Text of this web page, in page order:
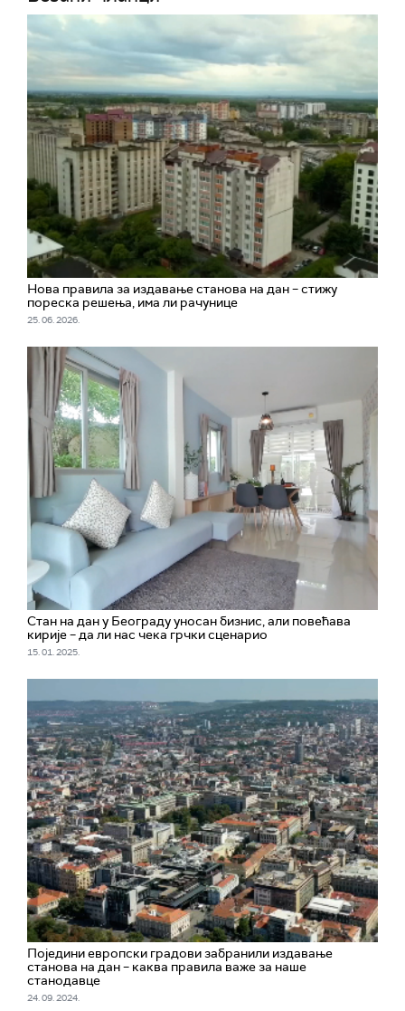
Нова правила за издавање станова на дан – стижу
пореска решења, има ли рачунице
25. 06. 2026.
Стан на дан у Београду уносан бизнис, али повећава
кирије – да ли нас чека грчки сценарио
15. 01. 2025.
Поједини европски градови забранили издавање
станова на дан – каква правила важе за наше
станодавце
24. 09. 2024.